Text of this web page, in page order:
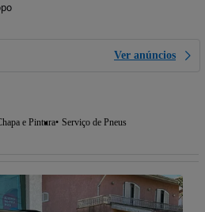
Ver anúncios
e Pintura Serviço de Pneus